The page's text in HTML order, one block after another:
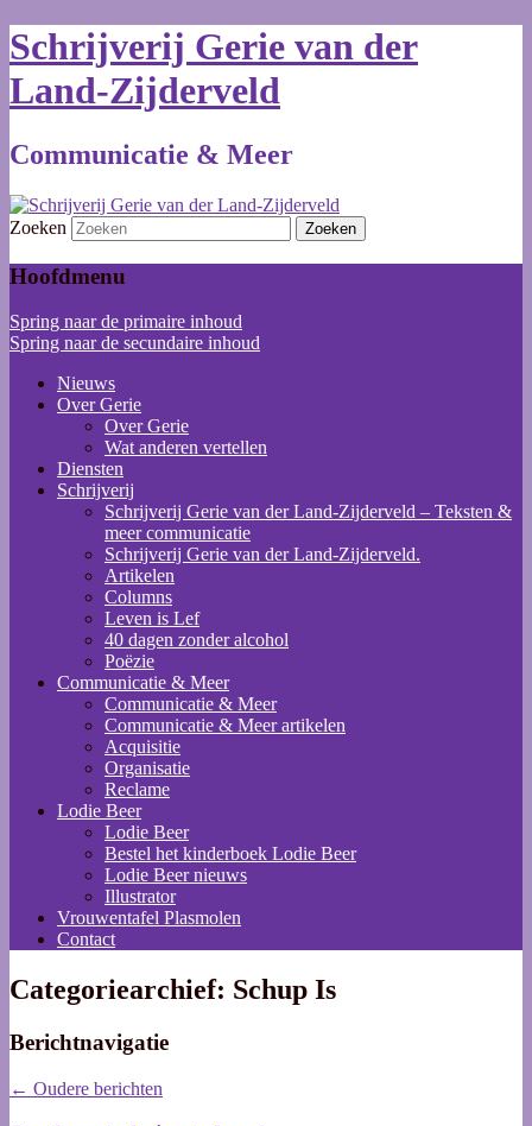
Schrijverij Gerie van der
Land-Zijderveld
Communicatie & Meer
Zoeken
Hoofdmenu
Spring naar de primaire inhoud
Spring naar de secundaire inhoud
Nieuws
Over Gerie
Over Gerie
Wat anderen vertellen
Diensten
Schrijverij
Schrijverij Gerie van der Land-Zijderveld – Teksten &
meer communicatie
Schrijverij Gerie van der Land-Zijderveld.
Artikelen
Columns
Leven is Lef
40 dagen zonder alcohol
Poëzie
Communicatie & Meer
Communicatie & Meer
Communicatie & Meer artikelen
Acquisitie
Organisatie
Reclame
Lodie Beer
Lodie Beer
Bestel het kinderboek Lodie Beer
Lodie Beer nieuws
Illustrator
Vrouwentafel Plasmolen
Contact
Categoriearchief: Schup Is
Berichtnavigatie
← Oudere berichten